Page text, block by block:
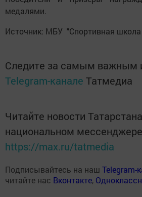
медалями.
Источник: МБУ "Спортивная
Следите за самым важным
Telegram-канале Татмедиа
Читайте новости
национальном
https://max.ru/tatmedia
Подписывайтесь на наш Telegram-
читайте нас Вконтакте,